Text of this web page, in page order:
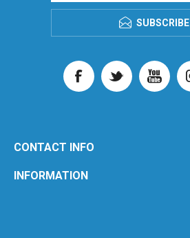
SUBSCRIBE
CONTACT INFO
INFORMATION